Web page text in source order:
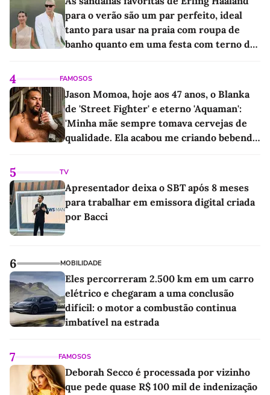
para o verão são um par perfeito, ideal
tanto para usar na praia com roupa de
banho quanto em uma festa com terno de
4 FAMOSOS
Jason Momoa, hoje aos 47 anos, o Blanka
de 'Street Fighter' e eterno 'Aquaman':
'Minha mãe sempre tomava cervejas de
qualidade. Ela acabou me criando bebendo
5 TV
Apresentador deixa o SBT após 8 meses
para trabalhar em emissora digital criada
por Bacci
6 MOBILIDADE
Eles percorreram 2.500 km em um carro
elétrico e chegaram a uma conclusão
difícil: o motor a combustão continua
imbatível na estrada
7 FAMOSOS
Deborah Secco é processada por vizinho
que pede quase R$ 100 mil de indenização